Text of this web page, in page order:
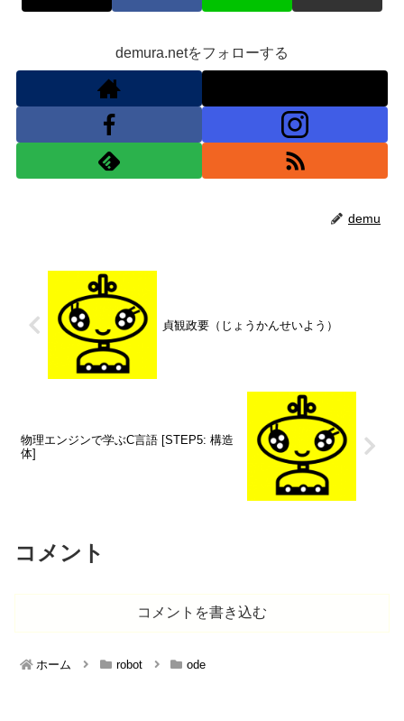
demura.netをフォローする
demu
貞観政要（じょうかんせいよう）
物理エンジンで学ぶC言語 [STEP5: 構造
体]
コメント
コメントを書き込む
ホーム robot ode